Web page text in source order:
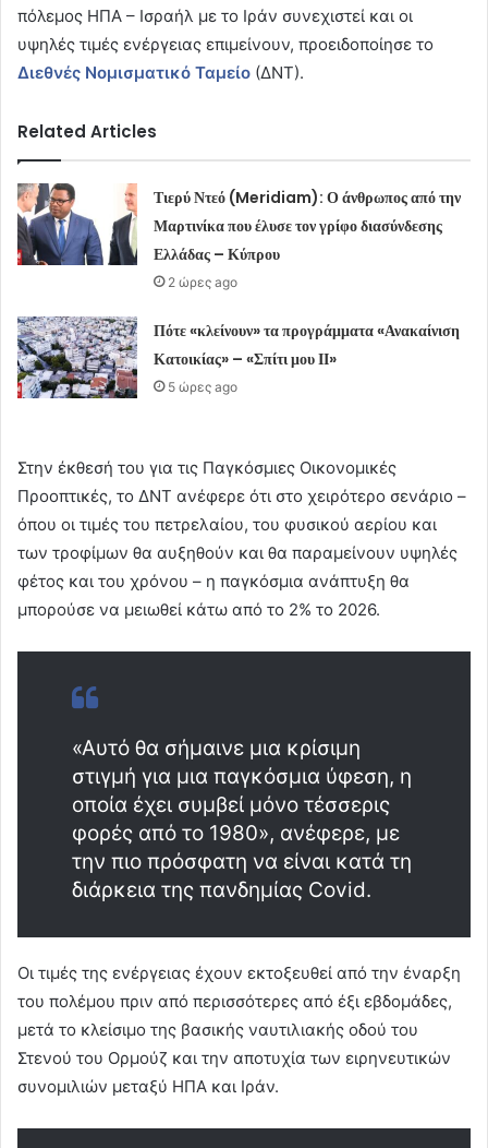
πόλεμος ΗΠΑ – Ισραήλ με το Ιράν συνεχιστεί και οι
υψηλές τιμές ενέργειας επιμείνουν, προειδοποίησε το
Διεθνές Νομισματικό Ταμείο (ΔΝΤ).
Related Articles
Τιερύ Ντεό (Meridiam): Ο άνθρωπος από την
Μαρτινίκα που έλυσε τον γρίφο διασύνδεσης
Ελλάδας – Κύπρου
2 ώρες ago
Πότε «κλείνουν» τα προγράμματα «Ανακαίνιση
Κατοικίας» – «Σπίτι μου ΙΙ»
5 ώρες ago
Στην έκθεσή του για τις Παγκόσμιες Οικονομικές
Προοπτικές, το ΔΝΤ ανέφερε ότι στο χειρότερο σενάριο –
όπου οι τιμές του πετρελαίου, του φυσικού αερίου και
των τροφίμων θα αυξηθούν και θα παραμείνουν υψηλές
φέτος και του χρόνου – η παγκόσμια ανάπτυξη θα
μπορούσε να μειωθεί κάτω από το 2% το 2026.
«Αυτό θα σήμαινε μια κρίσιμη
στιγμή για μια παγκόσμια ύφεση, η
οποία έχει συμβεί μόνο τέσσερις
φορές από το 1980», ανέφερε, με
την πιο πρόσφατη να είναι κατά τη
διάρκεια της πανδημίας Covid.
Οι τιμές της ενέργειας έχουν εκτοξευθεί από την έναρξη
του πολέμου πριν από περισσότερες από έξι εβδομάδες,
μετά το κλείσιμο της βασικής ναυτιλιακής οδού του
Στενού του Ορμούζ και την αποτυχία των ειρηνευτικών
συνομιλιών μεταξύ ΗΠΑ και Ιράν.